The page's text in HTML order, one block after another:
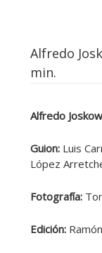
Alfredo
min.
Alfredo
Guion:Luis
López
Fotografía:
Edición: